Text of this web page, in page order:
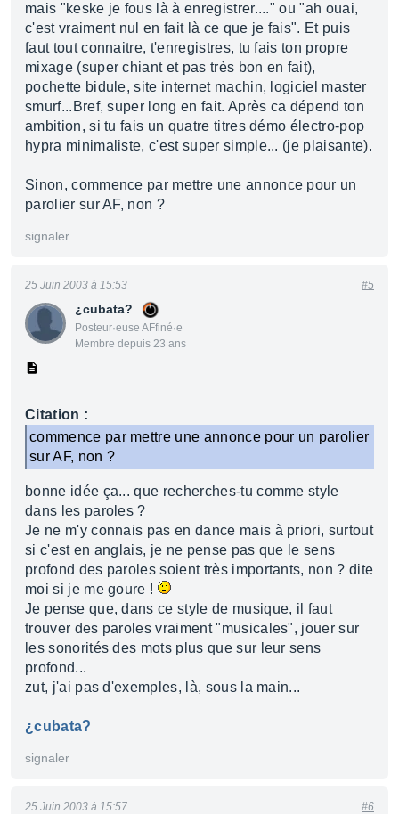
mais "keske je fous là à enregistrer...." ou "ah ouai,
c'est vraiment nul en fait là ce que je fais". Et puis
faut tout connaitre, t'enregistres, tu fais ton propre
mixage (super chiant et pas très bon en fait),
pochette bidule, site internet machin, logiciel master
smurf...Bref, super long en fait. Après ca dépend ton
ambition, si tu fais un quatre titres démo électro-pop
hypra minimaliste, c'est super simple... (je plaisante).
Sinon, commence par mettre une annonce pour un
parolier sur AF, non ?
signaler
¿cubata?
Posteur·euse AFfiné·e
Membre depuis 23 ans
25 Juin 2003 à 15:53 #5
Citation :
commence par mettre une annonce pour un parolier
sur AF, non ?
bonne idée ça... que recherches-tu comme style
dans les paroles ?
Je ne m'y connais pas en dance mais à priori, surtout
si c'est en anglais, je ne pense pas que le sens
profond des paroles soient très importants, non ? dite
moi si je me goure !
Je pense que, dans ce style de musique, il faut
trouver des paroles vraiment "musicales", jouer sur
les sonorités des mots plus que sur leur sens
profond...
zut, j'ai pas d'exemples, là, sous la main...
¿cubata?
signaler
25 Juin 2003 à 15:57 #6